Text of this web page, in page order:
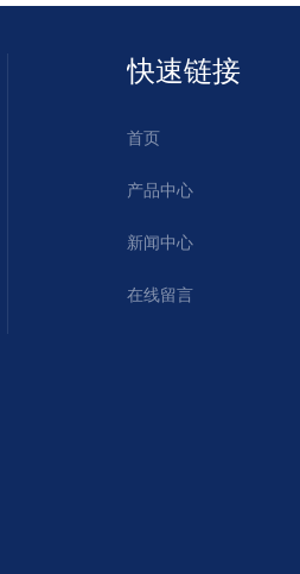
快速链接
首页
产品中心
新闻中心
在线留言